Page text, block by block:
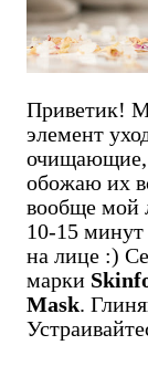
Приветик!
элемент
очищающие,
обожаю их
вообще мой
10-15 минут
на лице :)
марки
Mask.